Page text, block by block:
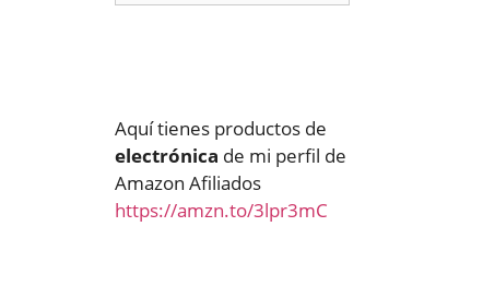
Aquí tienes productos de
electrónica de mi perfil de
Amazon Afiliados
https://amzn.to/3lpr3mC